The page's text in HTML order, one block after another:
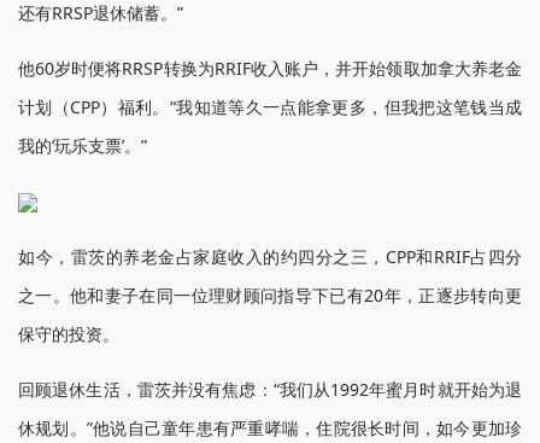
还有RRSP退休储蓄。”
他60岁时便将RRSP转换为RRIF收入账户，并开始领取加拿大养老金
计划（CPP）福利。“我知道等久一点能拿更多，但我把这笔钱当成
我的‘玩乐支票’。”
如今，雷茨的养老金占家庭收入的约四分之三，CPP和RRIF占四分
之一。他和妻子在同一位理财顾问指导下已有20年，正逐步转向更
保守的投资。
回顾退休生活，雷茨并没有焦虑：“我们从1992年蜜月时就开始为退
休规划。”他说自己童年患有严重哮喘，住院很长时间，如今更加珍